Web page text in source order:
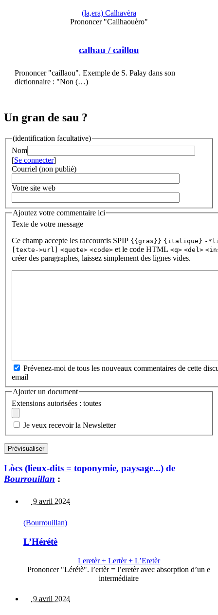
(la,era) Calhavèra
Prononcer "Cailhaouèro"
calhau / caillou
Prononcer "caillaou". Exemple de S. Palay dans son
dictionnaire : "Non (…)
Un gran de sau ?
(identification facultative)
Nom
[Se connecter]
Courriel (non publié)
Votre site web
Ajoutez votre commentaire ici
Texte de votre message
Ce champ accepte les raccourcis SPIP {{gras}} {italique} -
[texte->url]
<quote> <code> et le code HTML <q> <del>
créer des paragraphes, laissez simplement des lignes vides.
Prévenez-moi de tous les nouveaux commentaires de cette
email
Ajouter un document
Extensions autorisées : toutes
Je veux recevoir la Newsletter
Lòcs (lieux-dits = toponymie, paysage...) de
Bourrouillan :
9 avril 2024
(Bourrouillan)
L’Hérétè
Leretèr + Lertèr + L’Eretèr
Prononcer "Lérétè". l’ertèr = l’eretèr avec absorption d’un e
intermédiaire
9 avril 2024